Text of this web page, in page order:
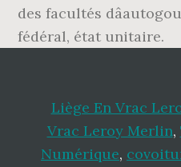
des facultés
fédéral, état unitaire.
Liège En Vrac
Vrac Leroy Merlin,
Numérique,